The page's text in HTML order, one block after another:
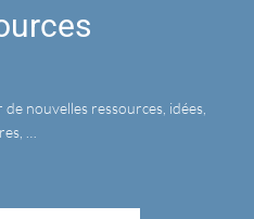
nouvelles ressources, idées,
…